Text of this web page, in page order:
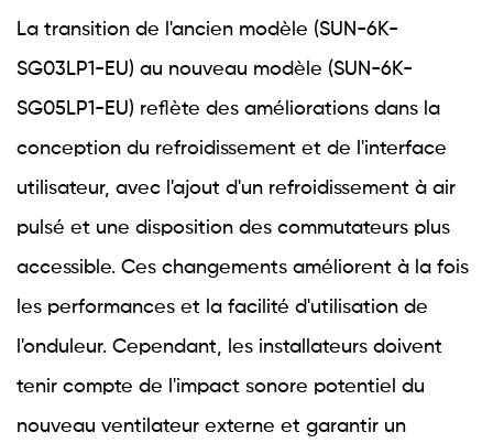
La transition de l'ancien modèle (SUN-6K-
SG03LP1-EU) au nouveau modèle (SUN-6K-
SG05LP1-EU) reflète des améliorations dans la
conception du refroidissement et de l'interface
utilisateur, avec l'ajout d'un refroidissement à air
pulsé et une disposition des commutateurs plus
accessible. Ces changements améliorent à la fois
les performances et la facilité d'utilisation de
l'onduleur. Cependant, les installateurs doivent
tenir compte de l'impact sonore potentiel du
nouveau ventilateur externe et garantir un